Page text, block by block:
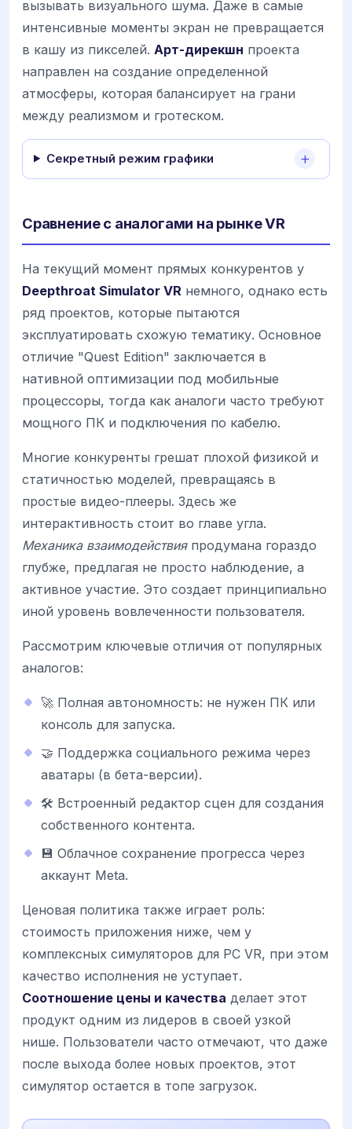
вызывать визуального шума. Даже в самые
интенсивные моменты экран не превращается
в кашу из пикселей. Арт-дирекшн проекта
направлен на создание определенной
атмосферы, которая балансирует на грани
между реализмом и гротеском.
Секретный режим графики
Сравнение с аналогами на рынке VR
На текущий момент прямых конкурентов у
Deepthroat Simulator VR немного, однако есть
ряд проектов, которые пытаются
эксплуатировать схожую тематику. Основное
отличие "Quest Edition" заключается в
нативной оптимизации под мобильные
процессоры, тогда как аналоги часто требуют
мощного ПК и подключения по кабелю.
Многие конкуренты грешат плохой физикой и
статичностью моделей, превращаясь в
простые видео-плееры. Здесь же
интерактивность стоит во главе угла.
Механика взаимодействияпродумана гораздо
глубже, предлагая не просто наблюдение, а
активное участие. Это создает принципиально
иной уровень вовлеченности пользователя.
Рассмотрим ключевые отличия от популярных
аналогов:
🚀 Полная автономность: не нужен ПК или
консоль для запуска.
🤝 Поддержка социального режима через
аватары (в бета-версии).
🛠️ Встроенный редактор сцен для создания
собственного контента.
💾 Облачное сохранение прогресса через
аккаунт Meta.
Ценовая политика также играет роль:
стоимость приложения ниже, чем у
комплексных симуляторов для PC VR, при этом
качество исполнения не уступает.
Соотношение цены и качества делает этот
продукт одним из лидеров в своей узкой
нише. Пользователи часто отмечают, что даже
после выхода более новых проектов, этот
симулятор остается в топе загрузок.